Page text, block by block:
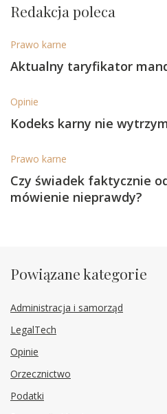
Redakcja poleca
Prawo karne
Aktualny taryfikator
Opinie
Kodeks karny nie
Prawo karne
Czy świadek faktycznie
mówienie nieprawdy?
Powiązane kategorie
Administracja i samorząd
LegalTech
Opinie
Orzecznictwo
Podatki